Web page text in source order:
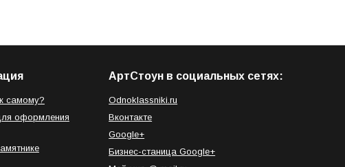
самому?
оформления
АртСтоун в социальных сетях:
Odnoklassniki.ru
Вконтакте
Google+
Бизнес-станица Google+